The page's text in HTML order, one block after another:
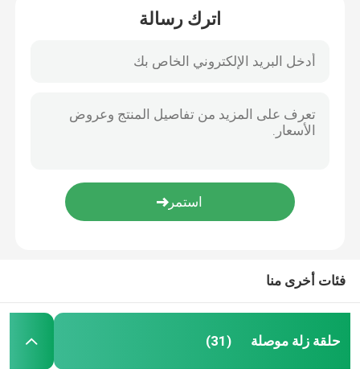
اترك رسالة
فئات أخرى منا
حلقة زلة موصلة (31)